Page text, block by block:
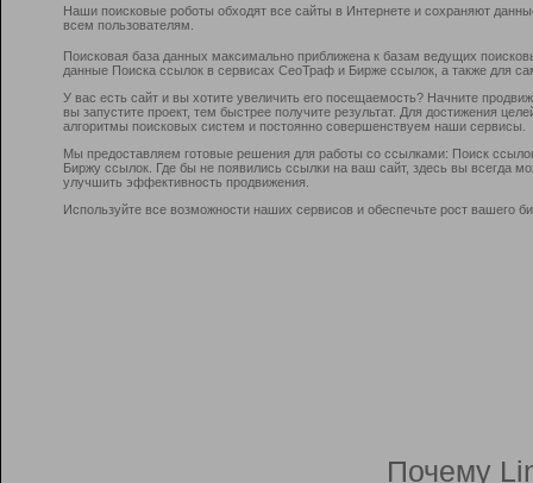
Наши поисковые роботы обходят все сайты в Интернете и сохраняют
всем пользователям.
Поисковая база данных максимально приближена к базам ведущих
данные Поиска ссылок в сервисах СеоТраф и Бирже ссылок, а также для
У вас есть сайт и вы хотите увеличить его посещаемость? Начните
вы запустите проект, тем быстрее получите результат. Для достижения
алгоритмы поисковых систем и постоянно совершенствуем наши сервисы.
Мы предоставляем готовые решения для работы со ссылками: Поиск
Биржу ссылок. Где бы не появились ссылки на ваш сайт, здесь вы всегда
улучшить эффективность продвижения.
Используйте все возможности наших сервисов и обеспечьте рост вашего
Почему